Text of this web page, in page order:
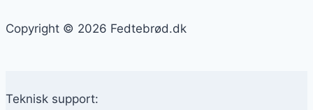
Copyright © 2026 Fedtebrød.dk
Teknisk support: